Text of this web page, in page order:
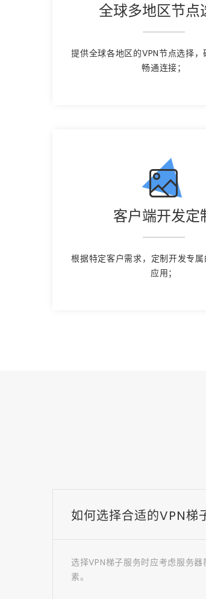
全球多地区节点
提供全球各地区的VPN节点选择
畅通连接；
客户端开发定
根据特定客户需求，定制开发专属
应用；
如何选择合适的VPN梯
选择VPN梯子服务时应考虑服务
素。